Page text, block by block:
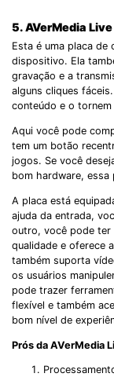
5. AVerMedia
Esta é uma placa
dispositivo. Ela
gravação e a
alguns cliques
conteúdo e o
Aqui você pode
tem um botão
jogos. Se você
bom hardware,
A placa está
ajuda da entrada,
outro, você pode ter
qualidade e oferece
também suporta
os usuários
pode trazer
flexível e também
bom nível de
Prós da AVerMedia